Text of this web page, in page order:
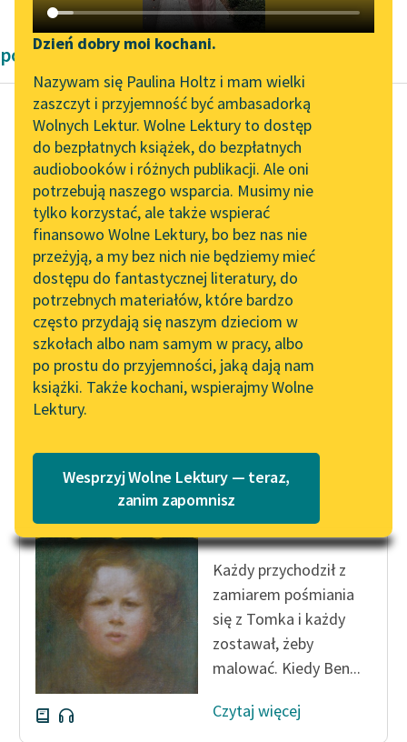
Katalog DAISY
Podkasty o książkach
Zgłoś brak utworu
Aktualności
„Prokurator Alicja Horn”
do słuchania
Byliśmy częścią AI Impact
Lab
Zapraszamy na spotkanie
online z tłumaczkami
literatury skandynawskiej
Spotkanie z Katarzyną
Tunkiel w Oslo
102. lata temu zmarł
Joseph Conrad
Lektury szkolne i klasyka
literatury do słuchania dla
uczennic i uczniów z
niepełnosprawnościami
E-kolekcja lektur
szkolnych i literatury do
słuchania dla uczennic i
niepełnosprawnościami
Feministyczne inspiracje.
Narzędzia
Mapa Wolnych Lektur
Leśmianator
Przewodnik dla piszących i
czytających
API
OAI-PMH
Widget Wolnych Lektur
Przypisy
Katalog w formacie PDF
Dzień dobry moi kochani.
Nazywam się Paulina Holtz i mam wielki
zaszczyt i przyjemność być ambasadorką
Wolnych Lektur. Wolne Lektury to dostęp
do bezpłatnych książek, do bezpłatnych
audiobooków i różnych publikacji. Ale oni
potrzebują naszego wsparcia. Musimy nie
tylko korzystać, ale także wspierać
finansowo Wolne Lektury, bo bez nas nie
przeżyją, a my bez nich nie będziemy mieć
dostępu do fantastycznej literatury, do
potrzebnych materiałów, które bardzo
często przydają się naszym dzieciom w
szkołach albo nam samym w pracy, albo
po prostu do przyjemności, jaką dają nam
książki. Także kochani, wspierajmy Wolne
Lektury.
Wesprzyj Wolne Lektury — teraz,
zanim zapomnisz
powieści dla dzieci i młodzieży Pozytywizm
Mark Twain
Przygody Hucka
Finna
— I cóż? Bogaty
jesteś?
— Nie, ale byłem już
raz bogaty i znów nim
będę. Miałem...
Czytaj więcej
Mark Twain
Przygody Tomka
Sawyera
Każdy przychodził z
zamiarem pośmiania
się z Tomka i każdy
zostawał, żeby
malować. Kiedy Ben...
Czytaj więcej